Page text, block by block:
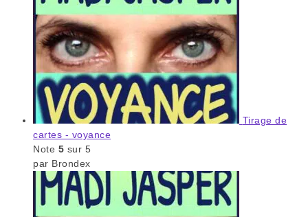
Tirage de
cartes - voyance
Note 5 sur 5
par Brondex